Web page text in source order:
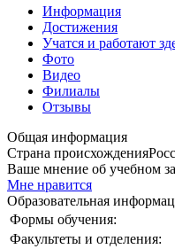
Информация
Достижения
Учатся и работают
Фото
Видео
Филиалы
Отзывы
Общая информация
Страна происхождения
Ваше мнение об учебном
Мне нравится
Образовательная
Формы обучения:
Факультеты и отделения: